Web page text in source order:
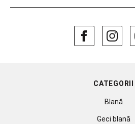
CATEGORII
Blană
Geci blană